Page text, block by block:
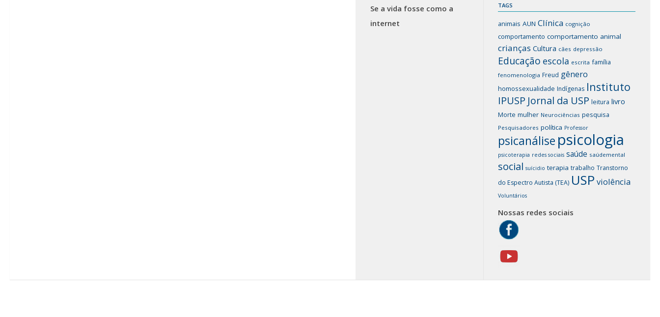
TAGS
animais AUN Clínica cognição
comportamento comportamento animal
crianças Cultura cães depressão
Educação escola escrita família
fenomenologia Freud gênero
homossexualidade Indígenas Instituto
IPUSP Jornal da USP leitura livro
Morte mulher Neurociências pesquisa
Pesquisadores política Professor
psicanálise psicologia
psicoterapia redes sociais saúde saúdemental
social suícidio terapia trabalho Transtorno
do Espectro Autista (TEA) USP violência
Voluntários
Nossas redes sociais
Se a vida fosse como a
internet